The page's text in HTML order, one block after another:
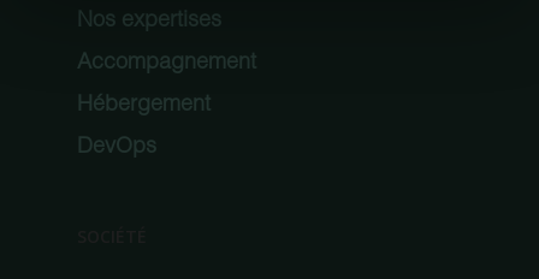
Nos expertises
Accompagnement
Hébergement
DevOps